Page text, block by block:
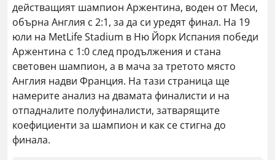
действащият шампион Аржентина, воден от Меси,
обърна Англия с 2:1, за да си уредят финал. На 19
юли на MetLife Stadium в Ню Йорк Испания победи
Аржентина с 1:0 след продължения и стана
световен шампион, а в мача за третото място
Англия надви Франция. На тази страница ще
намерите анализ на двамата финалисти и на
отпадналите полуфиналисти, затварящите
коефициенти за шампион и как се стигна до
финала.